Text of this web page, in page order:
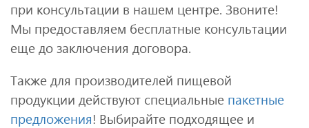
при консультации в нашем центре. Звоните!
Мы предоставляем бесплатные консультации
еще до заключения договора.
Также для производителей пищевой
продукции действуют специальные пакетные
предложения! Выбирайте подходящее и